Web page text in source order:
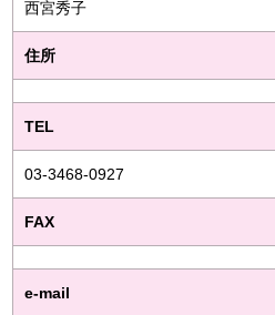
西宮秀子
住所
TEL
03-3468-0927
FAX
e-mail